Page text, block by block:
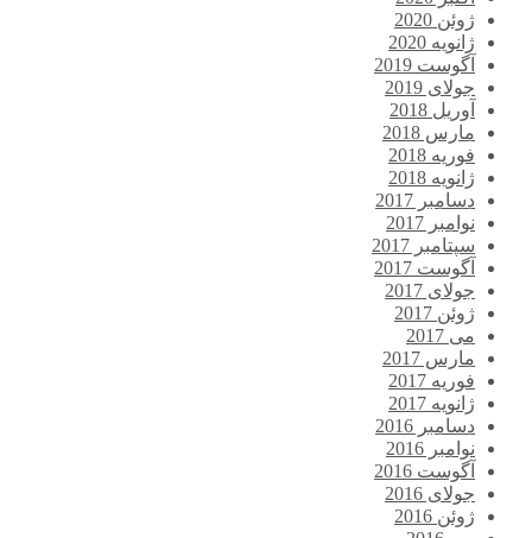
ژوئن 2020
ژانویه 2020
آگوست 2019
جولای 2019
آوریل 2018
مارس 2018
فوریه 2018
ژانویه 2018
دسامبر 2017
نوامبر 2017
سپتامبر 2017
آگوست 2017
جولای 2017
ژوئن 2017
می 2017
مارس 2017
فوریه 2017
ژانویه 2017
دسامبر 2016
نوامبر 2016
آگوست 2016
جولای 2016
ژوئن 2016